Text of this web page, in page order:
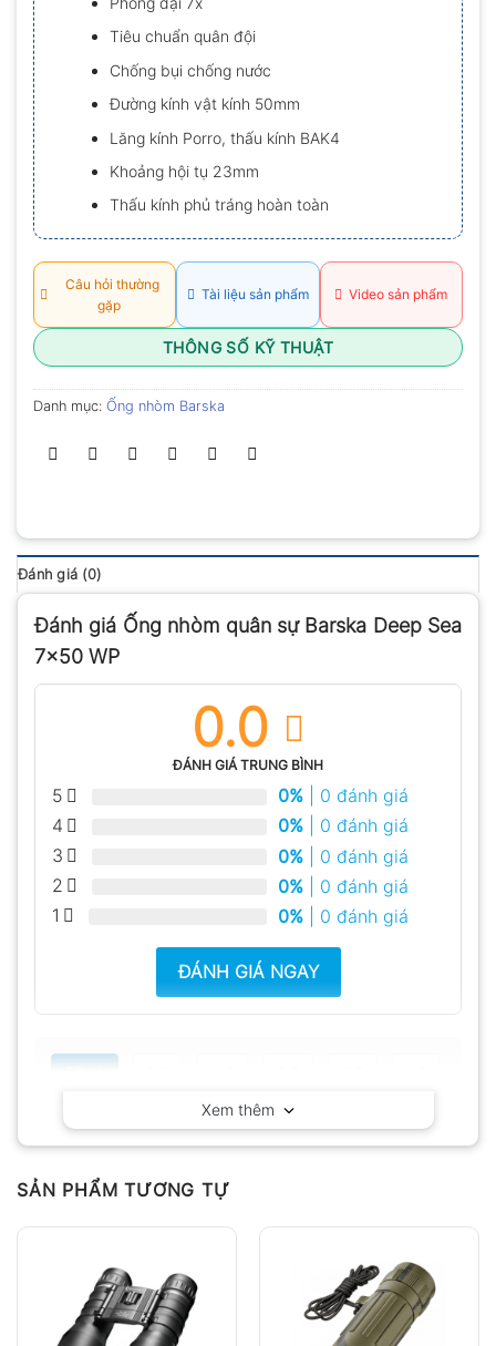
0.0
5
sao
Tiêu chuẩn quân đội
Chống bụi chống nước
Đường kính vật kính 50mm
Lăng kính Porro, thấu kính BAK4
Khoảng hội tụ 23mm
Thấu kính phủ tráng hoàn toàn
Câu hỏi thường
gặp
Tài liệu sản phẩm Video sản phẩm
THÔNG SỐ KỸ THUẬT
Danh mục: Ống nhòm Barska
Đánh giá (0)
Đánh giá Ống nhòm quân sự Barska Deep Sea
7×50 WP
0.0
ĐÁNH GIÁ TRUNG BÌNH
5 0% | 0 đánh giá
4
0% | 0 đánh giá
3
0% | 0 đánh giá
2
0% | 0 đánh giá
1
0% | 0 đánh giá
ĐÁNH GIÁ NGAY
Có ảnh
Chưa có đánh giá nào.
Xem thêm
SẢN PHẨM TƯƠNG TỰ